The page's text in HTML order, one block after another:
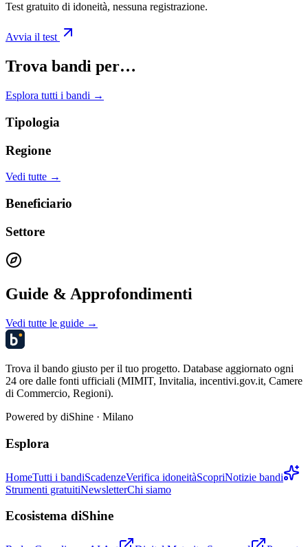
Test gratuito di idoneità, nessuna registrazione.
Avvia il test
Trova bandi per…
Esplora tutti i bandi →
Tipologia
Regione
Vedi tutte →
Beneficiario
Settore
Guide & Approfondimenti
Vedi tutte le guide →
Trova il bando giusto per il tuo progetto. Database aggiornato ogni
24 ore dalle fonti ufficiali (MIMIT, Invitalia, incentivi.gov.it, Camere
di Commercio, Regioni).
Powered by diShine · Milano
Esplora
HomeTutti i bandiScadenzeVerifica idoneitàScopriNotizie bandi
Strumenti gratuitiNewsletterChi siamo
Ecosistema diShine